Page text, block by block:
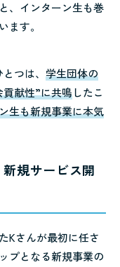
、インターン生も巻
ます。
つは、 学生団体の
献性”に共鳴したこ
生も新規事業に本気
規サービス開
Kさんが最初に任さ
プとなる新規事業の